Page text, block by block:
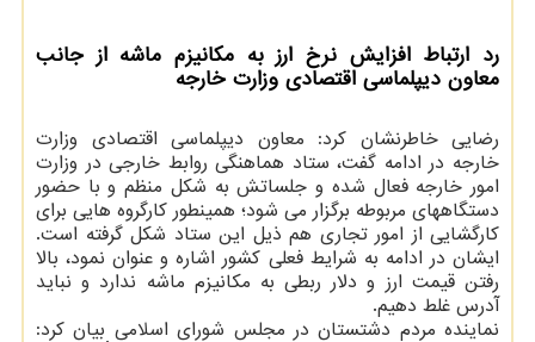
رد ارتباط افزایش نرخ ارز به مکانیزم ماشه از جانب
معاون دیپلماسی اقتصادی وزارت خارجه
رضایی خاطرنشان کرد: معاون دیپلماسی اقتصادی وزارت
خارجه در ادامه گفت، ستاد هماهنگی روابط خارجی در وزارت
امور خارجه فعال شده و جلساتش به شکل منظم و با حضور
دستگاههای مربوطه برگزار می شود؛ همینطور کارگروه هایی برای
کارگشایی از امور تجاری هم ذیل این ستاد شکل گرفته است.
ایشان در ادامه به شرایط فعلی کشور اشاره و عنوان نمود، بالا
رفتن قیمت ارز و دلار ربطی به مکانیزم ماشه ندارد و نباید
آدرس غلط دهیم.
نماینده مردم دشتستان در مجلس شورای اسلامی بیان کرد: